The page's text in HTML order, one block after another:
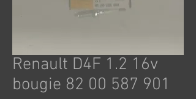
Renault D4F 1.2 16v
bougie 82 00 587 901